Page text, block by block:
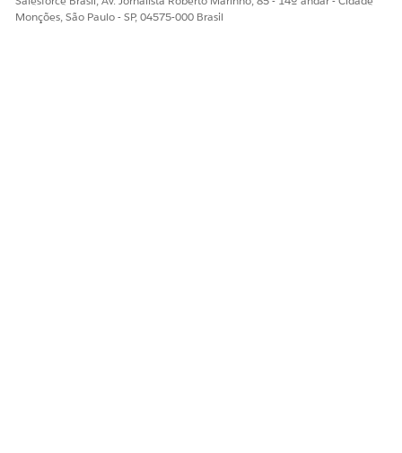
Monções, São Paulo - SP, 04575-000 Brasil